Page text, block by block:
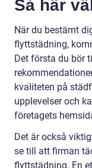
Så här
När du bestämt
flyttstädning,
Det första du bör
kvaliteten på
upplevelser och
företagets
Det är också
se till att firman
flyttstädning. En